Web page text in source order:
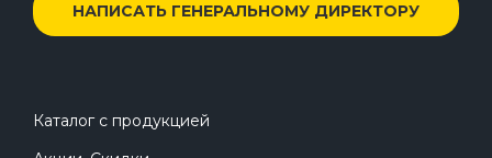
НАПИСАТЬ ГЕНЕРАЛЬНОМУ ДИРЕКТОРУ
Каталог с продукцией